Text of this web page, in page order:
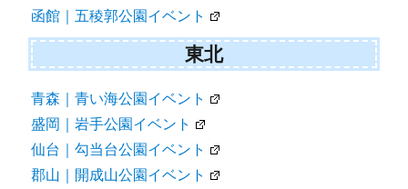
函館｜五稜郭公園イベント
東北
青森｜青い海公園イベント
盛岡｜岩手公園イベント
仙台｜勾当台公園イベント
郡山｜開成山公園イベント